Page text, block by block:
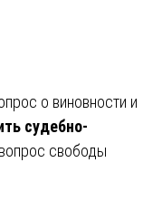
о виновности и
судебно-
свободы